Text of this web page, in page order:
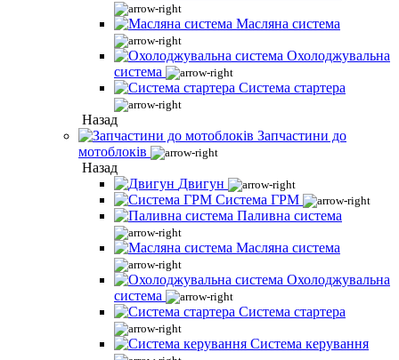
Масляна система
Охолоджувальна
система
Система стартера
Назад
Запчастини до
мотоблоків
Назад
Двигун
Система ГРМ
Паливна система
Масляна система
Охолоджувальна
система
Система стартера
Система керування